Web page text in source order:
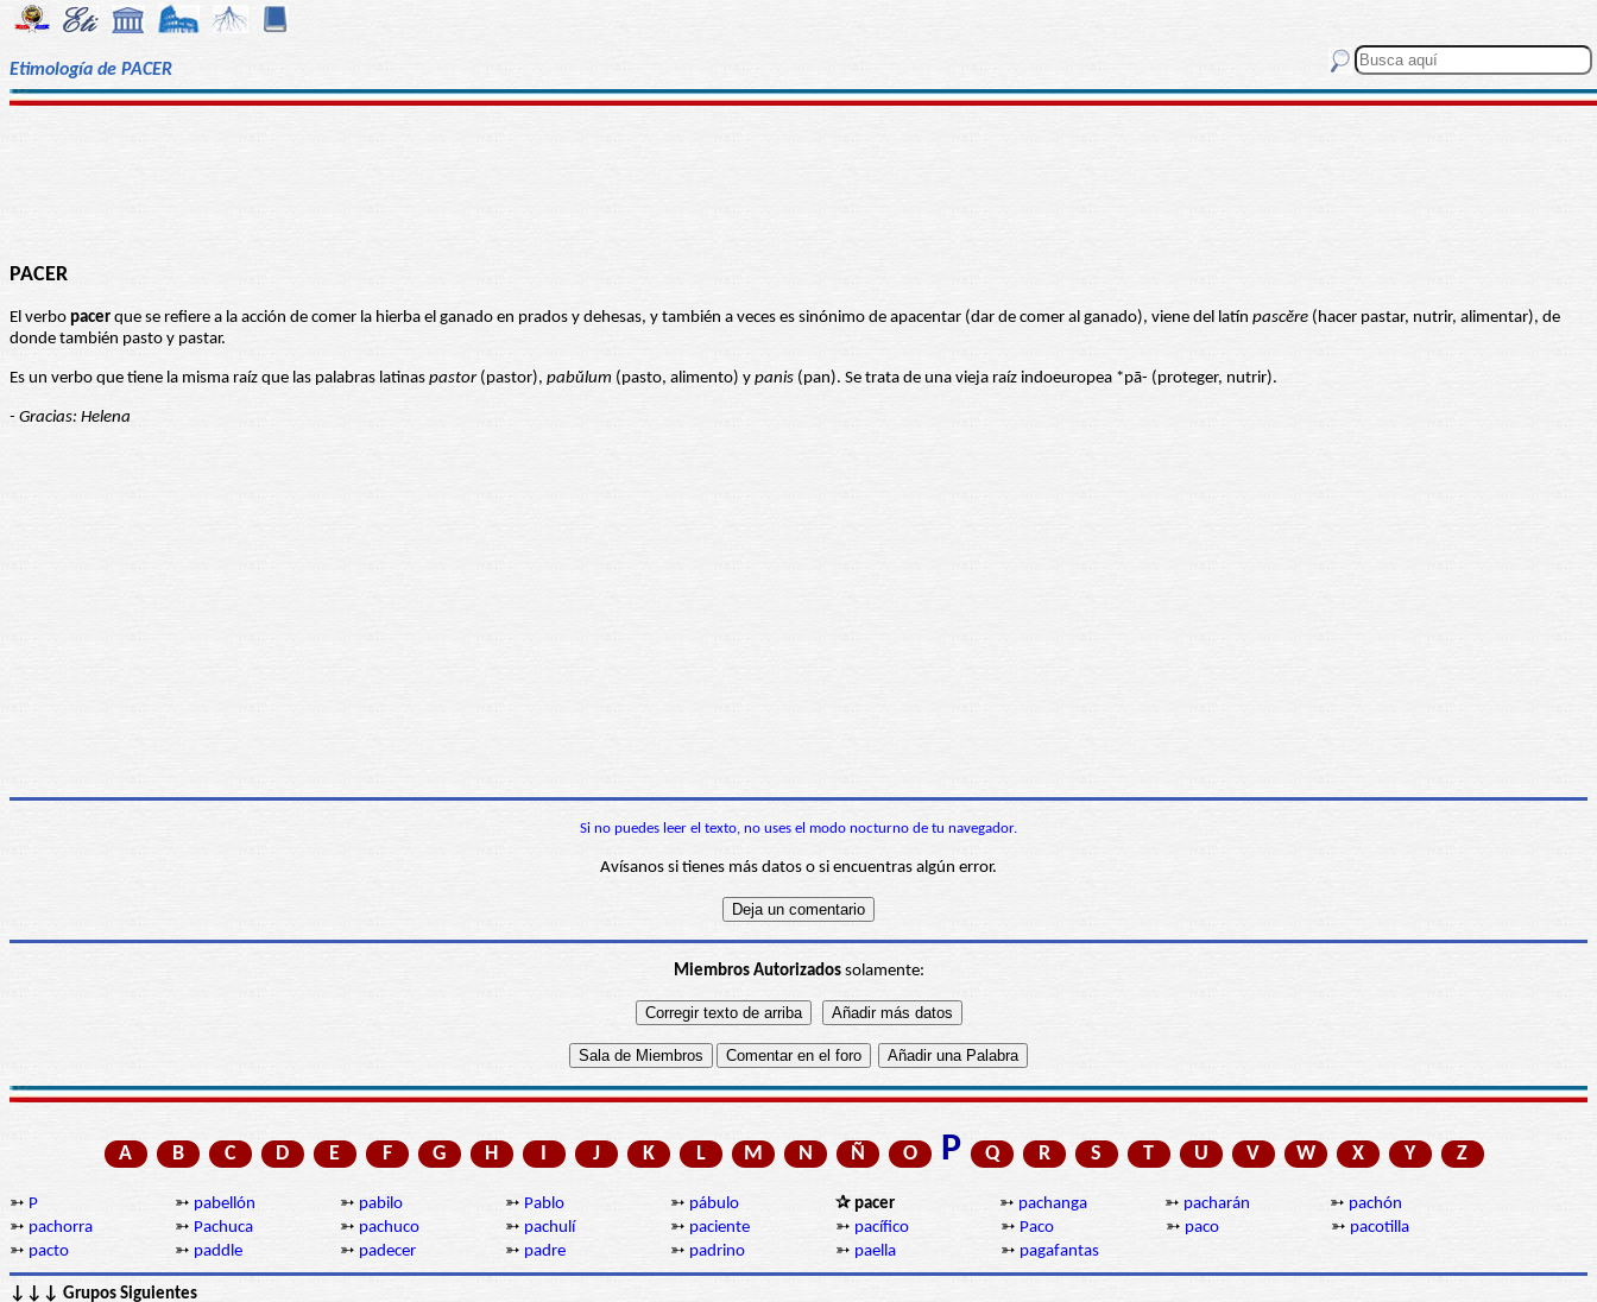
Etimología de PACER
PACER
El verbo pacer que se refiere a la acción de comer la hierba el ganado en prados y dehesas, y también a veces es sinónimo de apacentar (dar de comer al ganado), viene del latín pascĕre (hacer pastar, nutrir, alimentar), de
donde también pasto y pastar.
Es un verbo que tiene la misma raíz que las palabras latinas pastor(pastor), pabŭlum (pasto, alimento) y panis (pan). Se trata de una vieja raíz indoeuropea *pā- (proteger, nutrir).
- Gracias: Helena
Si no puedes leer el texto, no uses el modo nocturno de tu navegador.
Avísanos si tienes más datos o si encuentras algún error.
Miembros Autorizadossolamente:
A B C D E F G H I J K L M N Ñ O P Q R S T U V W X Y Z
➳ P ➳ pabellón ➳ pabilo ➳ Pablo ➳ pábulo ✰ pacer ➳ pachanga ➳ pacharán ➳ pachón
➳ pachorra ➳ Pachuca ➳ pachuco ➳ pachulí ➳ paciente ➳ pacífico ➳ Paco ➳ paco ➳ pacotilla
➳ pacto ➳ paddle ➳ padecer ➳ padre ➳ padrino ➳ paella ➳ pagafantas
↓↓↓ Grupos Siguientes